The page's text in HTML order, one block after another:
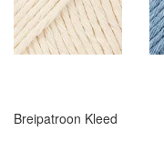
Breipatroon Kleed